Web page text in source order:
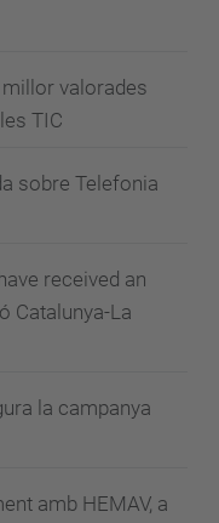
millor valorades
TIC
sobre Telefonia
received an
Catalunya-La
la campanya
amb HEMAV, a